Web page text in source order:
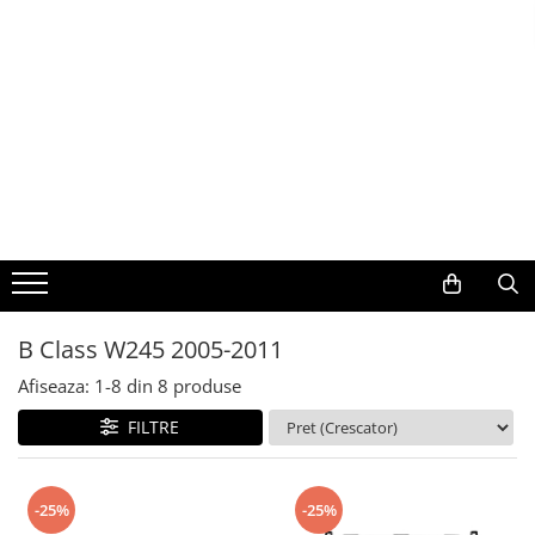
Volkswagen
Audi
Mercedes Benz
Ford
Skoda
B Class W245 2005-2011
Afiseaza: 1-8 din 8 produse
FILTRE
-25% -25%